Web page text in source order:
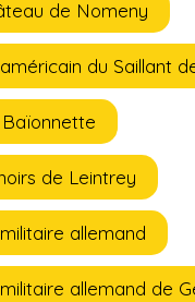
de Nomeny
du Saillant
de Leintrey
allemand
allemand de